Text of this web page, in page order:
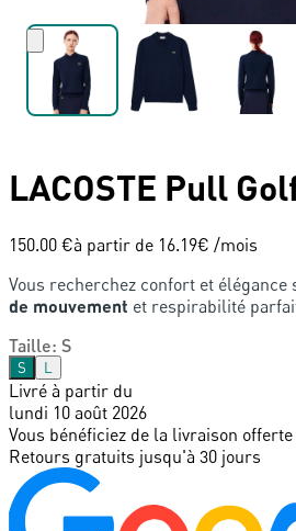
LACOSTE Pull
150.00 €à partir de 16.19€ /mois
Vous recherchez confort et
de mouvement et respirabilité
Taille: S
S L
Livré à partir du
lundi 10 août 2026
Vous bénéficiez de la livraison offerte
Retours gratuits jusqu'à 30 jours